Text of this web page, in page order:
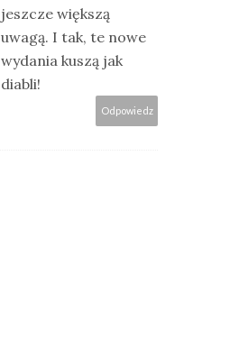
jeszcze większą
uwagą. I tak, te nowe
wydania kuszą jak
diabli!
Odpowiedz